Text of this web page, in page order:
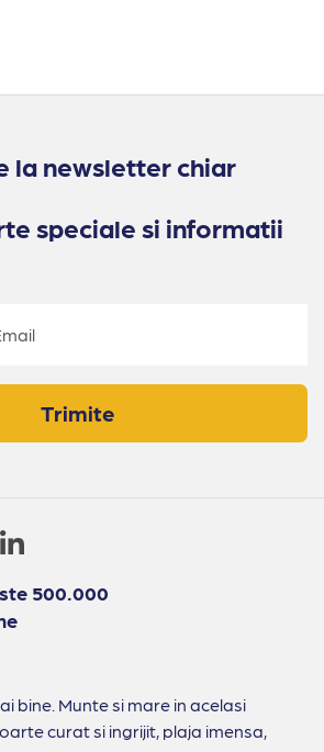
la newsletter chiar
speciale si informatii
Trimite
500.000
bine. Munte si mare in acelasi
curat si ingrijit, plaja imensa,